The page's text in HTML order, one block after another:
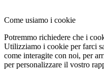
Come usiamo i cookie
Potremmo richiedere che i
Utilizziamo i cookie per farci
come interagite con noi, per
per personalizzare il vostro